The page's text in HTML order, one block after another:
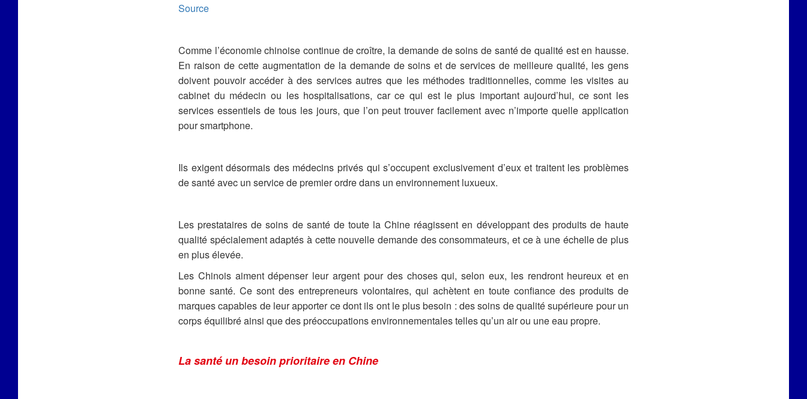
Source
Comme l’économie chinoise continue de croître, la demande de soins de santé de qualité est en hausse.
En raison de cette augmentation de la demande de soins et de services de meilleure qualité, les gens
doivent pouvoir accéder à des services autres que les méthodes traditionnelles, comme les visites au
cabinet du médecin ou les hospitalisations, car ce qui est le plus important aujourd’hui, ce sont les
services essentiels de tous les jours, que l’on peut trouver facilement avec n’importe quelle application
pour smartphone.
Ils exigent désormais des médecins privés qui s’occupent exclusivement d’eux et traitent les problèmes
de santé avec un service de premier ordre dans un environnement luxueux.
Les prestataires de soins de santé de toute la Chine réagissent en développant des produits de haute
qualité spécialement adaptés à cette nouvelle demande des consommateurs, et ce à une échelle de plus
en plus élevée.
Les Chinois aiment dépenser leur argent pour des choses qui, selon eux, les rendront heureux et en
bonne santé. Ce sont des entrepreneurs volontaires, qui achètent en toute confiance des produits de
marques capables de leur apporter ce dont ils ont le plus besoin : des soins de qualité supérieure pour un
corps équilibré ainsi que des préoccupations environnementales telles qu’un air ou une eau propre.
La santé un besoin prioritaire en Chine